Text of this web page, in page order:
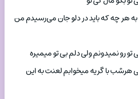
به هر چه که باید در دلو جان می‌رسیدم من
تو رو نمیدونم ولی دلم بی تو میمیره
هرشب با گریه میخوابم لعنت به این